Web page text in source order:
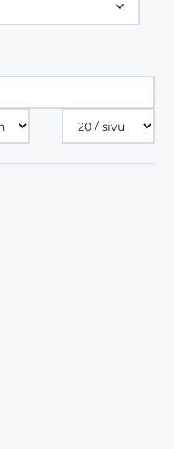
Tuotteita
sivulla